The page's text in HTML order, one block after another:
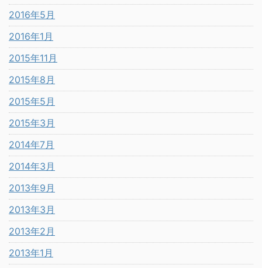
2016年5月
2016年1月
2015年11月
2015年8月
2015年5月
2015年3月
2014年7月
2014年3月
2013年9月
2013年3月
2013年2月
2013年1月